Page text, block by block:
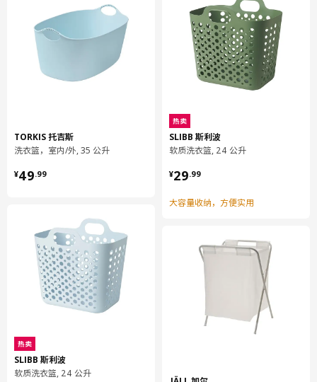
TORKIS 托吉斯
洗衣篮，室内/外, 35 公升
¥49.99
¥ 49.99
热卖
SLIBB 斯利波
软质洗衣篮, 24 公升
热卖
SLIBB 斯利波
软质洗衣篮, 24 公升
¥29.99
¥ 29.99
大容量收纳，方便实用